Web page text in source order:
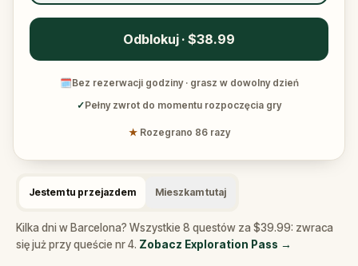
Odblokuj · $38.99
🗓Bez rezerwacji godziny · grasz w dowolny dzień
✓Pełny zwrot do momentu rozpoczęcia gry
★ Rozegrano 86 razy
Jestem tu przejazdem Mieszkam tutaj
Kilka dni w Barcelona? Wszystkie 8 questów za $39.99: zwraca
się już przy queście nr 4. Zobacz Exploration Pass →